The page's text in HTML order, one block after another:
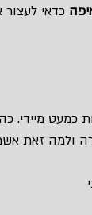
כדאי
מיידי.
ולמה זאת